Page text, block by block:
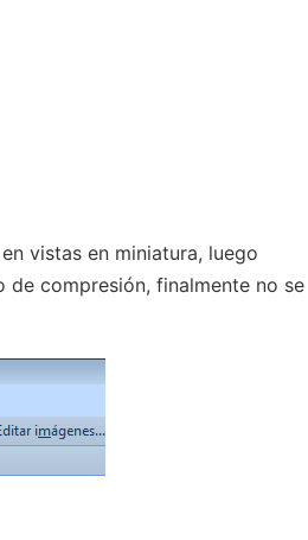
vistas en miniatura, luego
de compresión, finalmente no se